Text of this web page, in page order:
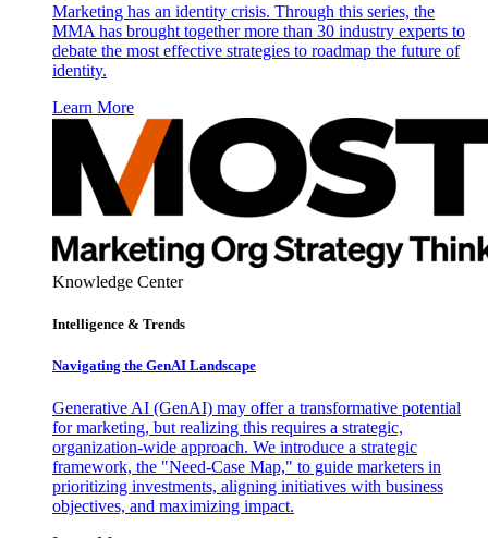
Marketing has an identity crisis. Through this series, the
MMA has brought together more than 30 industry experts to
debate the most effective strategies to roadmap the future of
identity.
Learn More
Knowledge Center
Intelligence & Trends
Navigating the GenAI Landscape
Generative AI (GenAI) may offer a transformative potential
for marketing, but realizing this requires a strategic,
organization-wide approach. We introduce a strategic
framework, the "Need-Case Map," to guide marketers in
prioritizing investments, aligning initiatives with business
objectives, and maximizing impact.